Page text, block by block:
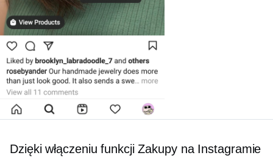
Dzięki włączeniu funkcji Zakupy na Instagramie